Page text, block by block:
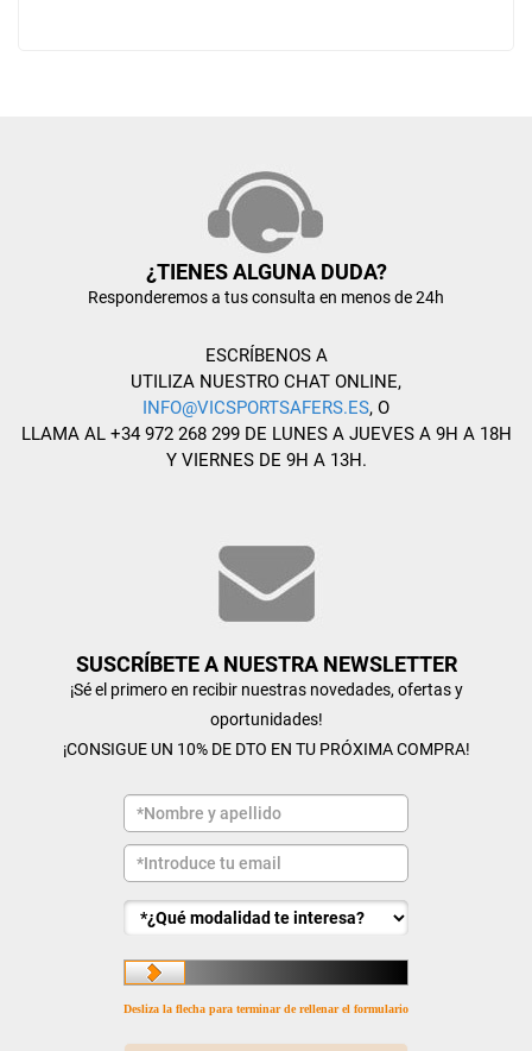
¿TIENES ALGUNA DUDA?
Responderemos a tus consulta en menos de 24h
ESCRÍBENOS A
UTILIZA NUESTRO CHAT ONLINE,
INFO@VICSPORTSAFERS.ES, O
LLAMA AL +34 972 268 299 DE LUNES A JUEVES A 9H A 18H
Y VIERNES DE 9H A 13H.
SUSCRÍBETE A NUESTRA NEWSLETTER
¡Sé el primero en recibir nuestras novedades, ofertas y
oportunidades!
¡CONSIGUE UN 10% DE DTO EN TU PRÓXIMA COMPRA!
Desliza la flecha para terminar de rellenar el formulario